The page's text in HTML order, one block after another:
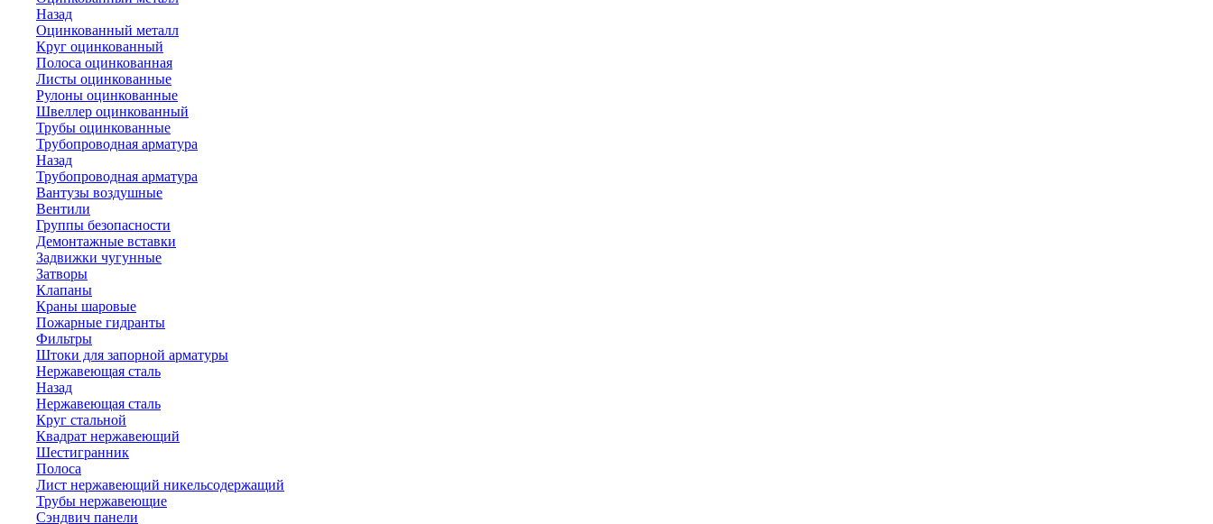
Назад
Оцинкованный металл
Круг оцинкованный
Полоса оцинкованная
Листы оцинкованные
Рулоны оцинкованные
Швеллер оцинкованный
Трубы оцинкованные
Трубопроводная арматура
Назад
Трубопроводная арматура
Вантузы воздушные
Вентили
Группы безопасности
Демонтажные вставки
Задвижки чугунные
Затворы
Клапаны
Краны шаровые
Пожарные гидранты
Фильтры
Штоки для запорной арматуры
Нержавеющая сталь
Назад
Нержавеющая сталь
Круг стальной
Квадрат нержавеющий
Шестигранник
Полоса
Лист нержавеющий никельсодержащий
Трубы нержавеющие
Сэндвич панели